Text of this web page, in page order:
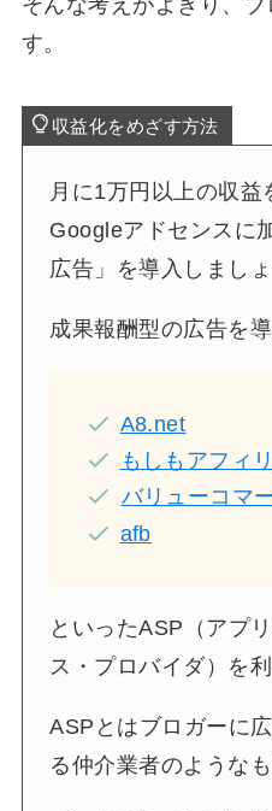
す。
収益化をめざす方法
月に1万円以上の収益
Googleアドセンスに
広告」を導入しましょ
成果報酬型の広告を
A8.net
もしもアフィ
バリューコマ
afb
といったASP（アプ
ス・プロバイダ）を
ASPとはブロガーに
る仲介業者のようなも